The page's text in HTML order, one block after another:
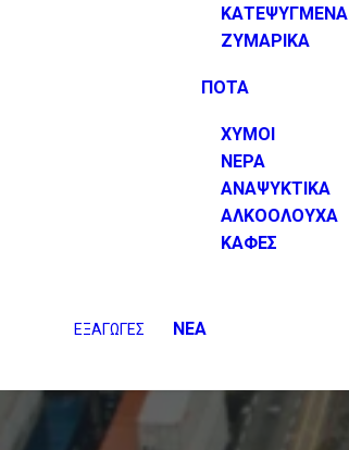
ΚΑΤΕΨΥΓΜΕΝΑ
ΖΥΜΑΡΙΚΑ
ΠΟΤΑ
ΧΥΜΟΙ
ΝΕΡΑ
ΑΝΑΨΥΚΤΙΚΑ
ΑΛΚΟΟΛΟΥΧΑ
ΚΑΦΕΣ
ΕΞΑΓΩΓΕΣ ΝΕΑ